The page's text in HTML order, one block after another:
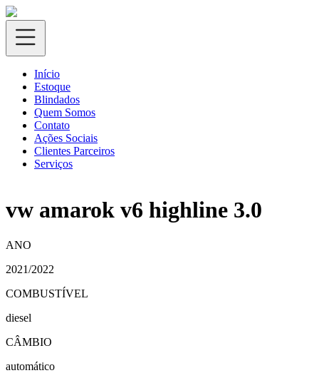
Início
Estoque
Blindados
Quem Somos
Contato
Ações Sociais
Clientes Parceiros
Serviços
vw amarok v6 highline 3.0
ANO
2021/2022
COMBUSTÍVEL
diesel
CÂMBIO
automático